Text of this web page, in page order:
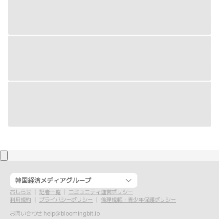
韓国経済メディアグループ
おしらせ 記者一覧
コミュニティ運営ポリシー
利用規約
プライバシーポリシー
倫理規範・青少年保護ポリシー
お問い合わせ help@bloomingbit.io